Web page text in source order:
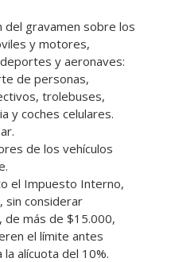
del gravamen sobre los
y motores,
y aeronaves:
de personas,
trolebuses,
y coches celulares.
de los vehículos
el Impuesto Interno,
sin considerar
de más de $15.000,
el límite antes
alícuota del 10%.